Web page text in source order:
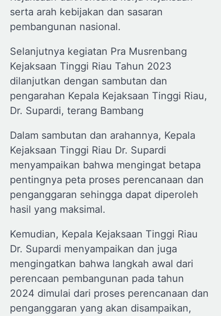
serta arah kebijakan dan sasaran
pembangunan nasional.
Selanjutnya kegiatan Pra Musrenbang
Kejaksaan Tinggi Riau Tahun 2023
dilanjutkan dengan sambutan dan
pengarahan Kepala Kejaksaan Tinggi Riau,
Dr. Supardi, terang Bambang
Dalam sambutan dan arahannya, Kepala
Kejaksaan Tinggi Riau Dr. Supardi
menyampaikan bahwa mengingat betapa
pentingnya peta proses perencanaan dan
penganggaran sehingga dapat diperoleh
hasil yang maksimal.
Kemudian, Kepala Kejaksaan Tinggi Riau
Dr. Supardi menyampaikan dan juga
mengingatkan bahwa langkah awal dari
perencaan pembangunan pada tahun
2024 dimulai dari proses perencanaan dan
penganggaran yang akan disampaikan,